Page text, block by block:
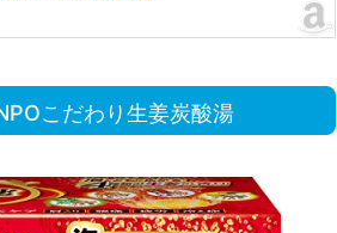
こだわり生姜炭酸湯